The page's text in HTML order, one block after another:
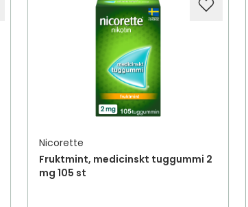
Nicorette
Fruktmint, medicinskt tuggummi 2
mg 105 st